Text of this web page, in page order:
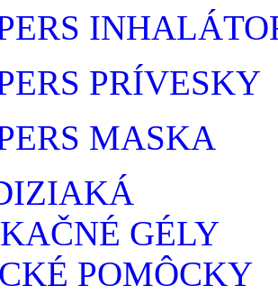
PRÍVESKY
MASKA
GÉLY
POMÔCKY